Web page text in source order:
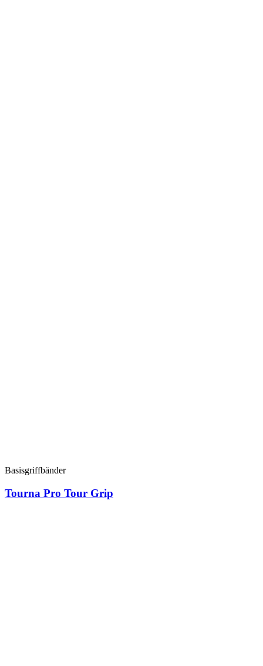
Basisgriffbänder
Tourna Pro Tour Grip